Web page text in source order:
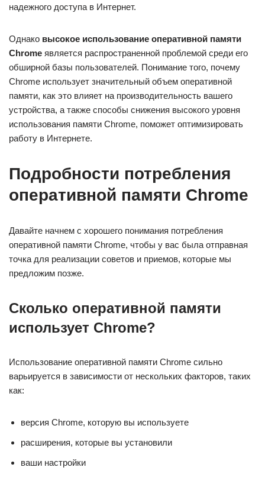
надежного доступа в Интернет.
Однако высокое использование оперативной памяти
Chrome является распространенной проблемой среди его
обширной базы пользователей. Понимание того, почему
Chrome использует значительный объем оперативной
памяти, как это влияет на производительность вашего
устройства, а также способы снижения высокого уровня
использования памяти Chrome, поможет оптимизировать
работу в Интернете.
Подробности потребления
оперативной памяти Chrome
Давайте начнем с хорошего понимания потребления
оперативной памяти Chrome, чтобы у вас была отправная
точка для реализации советов и приемов, которые мы
предложим позже.
Сколько оперативной памяти
использует Chrome?
Использование оперативной памяти Chrome сильно
варьируется в зависимости от нескольких факторов, таких
как:
версия Chrome, которую вы используете
расширения, которые вы установили
ваши настройки